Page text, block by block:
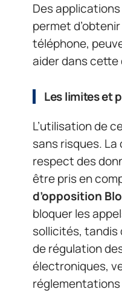
Des
permet
téléphone,
aider dans cette
Les limites et
L’utilisation de
sans risques.
respect des
être pris en
d’opposition
bloquer les
sollicités, tandis
de régulation
électroniques,
réglementations